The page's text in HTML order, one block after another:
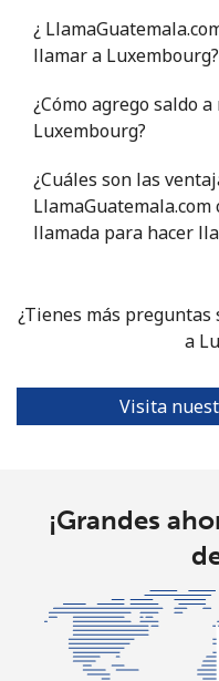
Celular ⁦26.5¢⁩
¿
llamar a Luxembourg?
¿Cómo agrego saldo
Luxembourg?
¿Cuáles son las
llamada para hacer
¿Tienes más
a
Visita
¡Grandes